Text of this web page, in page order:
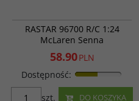
PROMOCJA
RASTAR 96700 R/C 1:24
McLaren Senna
58.90PLN
Dostępność:
DO KOSZYKA
szt.